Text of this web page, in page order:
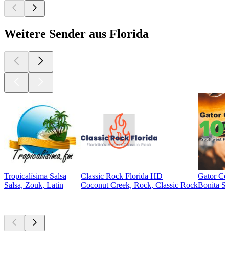
Weitere Sender aus Florida
Tropicalísima Salsa
Salsa, Zouk, Latin
Classic Rock Florida HD
Coconut Creek, Rock, Classic Rock
Gator
Bonita